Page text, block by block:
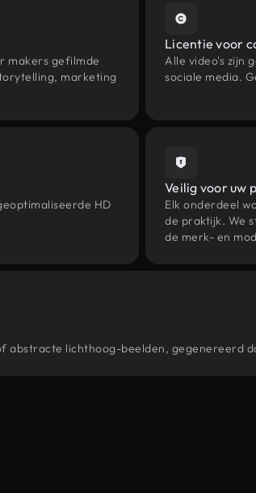
makers gefilmde
marketing
Licentie voor
Alle video's zijn
sociale media.
HD
Veilig voor uw
Elk onderdeel
de praktijk. We
de merk- en
lichthoog-beelden, gegenereerd